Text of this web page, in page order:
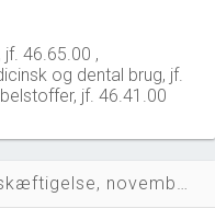
46.65.00 ,
og dental brug, jf.
jf. 46.41.00
Nøgletal for branchen (beskæftigelse, november 2023)